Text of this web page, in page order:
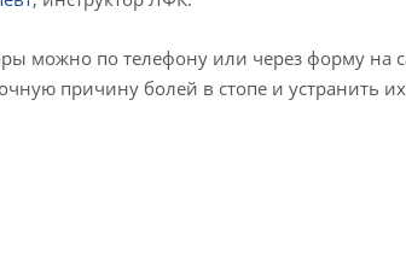
можно по телефону или через форму на
причину болей в стопе и устранить